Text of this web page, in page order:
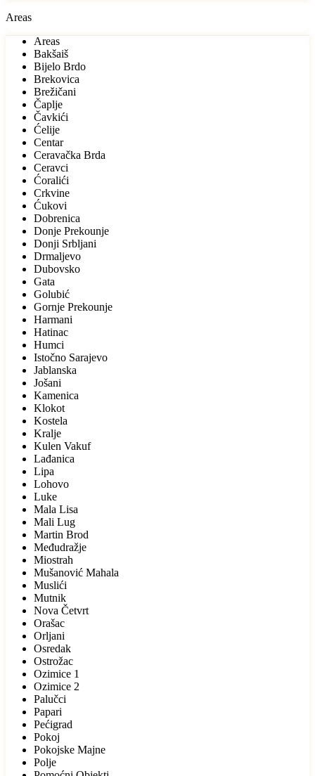
Areas
Areas
Bakšaiš
Bijelo Brdo
Brekovica
Brežičani
Čaplje
Čavkići
Ćelije
Centar
Ceravačka Brda
Ceravci
Ćoralići
Crkvine
Ćukovi
Dobrenica
Donje Prekounje
Donji Srbljani
Drmaljevo
Dubovsko
Gata
Golubić
Gornje Prekounje
Harmani
Hatinac
Humci
Istočno Sarajevo
Jablanska
Jošani
Kamenica
Klokot
Kostela
Kralje
Kulen Vakuf
Lađanica
Lipa
Lohovo
Luke
Mala Lisa
Mali Lug
Martin Brod
Međudražje
Miostrah
Mušanović Mahala
Muslići
Mutnik
Nova Četvrt
Orašac
Orljani
Osredak
Ostrožac
Ozimice 1
Ozimice 2
Palučci
Papari
Pećigrad
Pokoj
Pokojske Majne
Polje